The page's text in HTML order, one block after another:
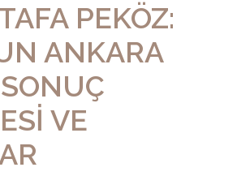
PEKÖZ:
ANKARA
VE